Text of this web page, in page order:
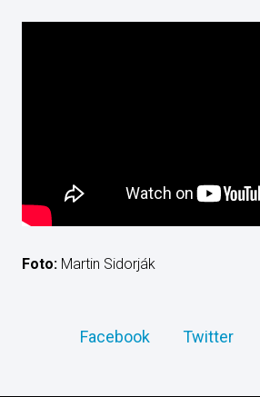
Foto: Martin Sidorják
Facebook Twitter